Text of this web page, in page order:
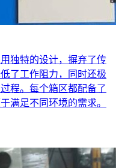
独特的设计，摒弃了传
了工作阻力，同时还极
程。每个箱区都配备了
满足不同环境的需求。